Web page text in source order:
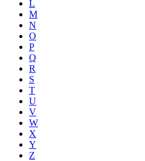
L
M
N
O
P
Q
R
S
T
U
V
W
X
Y
Z